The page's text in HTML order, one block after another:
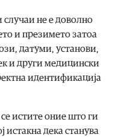
не е доволно
и презимето затоа
датуми, установи,
и други медицински
идентификација
истите оние што ги
истакна дека станува